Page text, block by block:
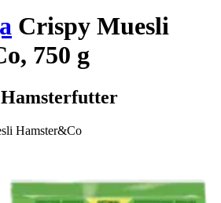
Crispy Muesli
750 g
Hamster&Co